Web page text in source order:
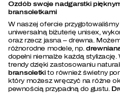
Ozdób swoje nadgarstki
bransoletkami
W naszej ofercie
uniwersalną biżuterię unisex,
oraz rzecz jasna – drewna.
różnorodne modele, np.
dopełni niemalże każdą
trendy dzięki zastosowaniu
bransoletkito również świetny
który możesz wręczyć na różne
pewnością przypadną do gustu.